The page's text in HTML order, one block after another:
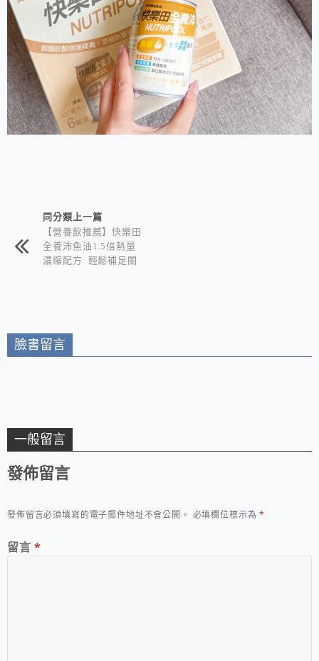
相連文章同分類上一篇
【營養飲推薦】快樂田
全養沛魚油1.5倍熱量
濃縮配方 輕鬆補足關
臉書留言
一般留言
發佈留言
發佈留言必須填寫的電子郵件地址不會公開。 必填欄位標示為*
留言 *